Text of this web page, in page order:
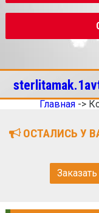
Главная ->
ОСТАЛИСЬ У